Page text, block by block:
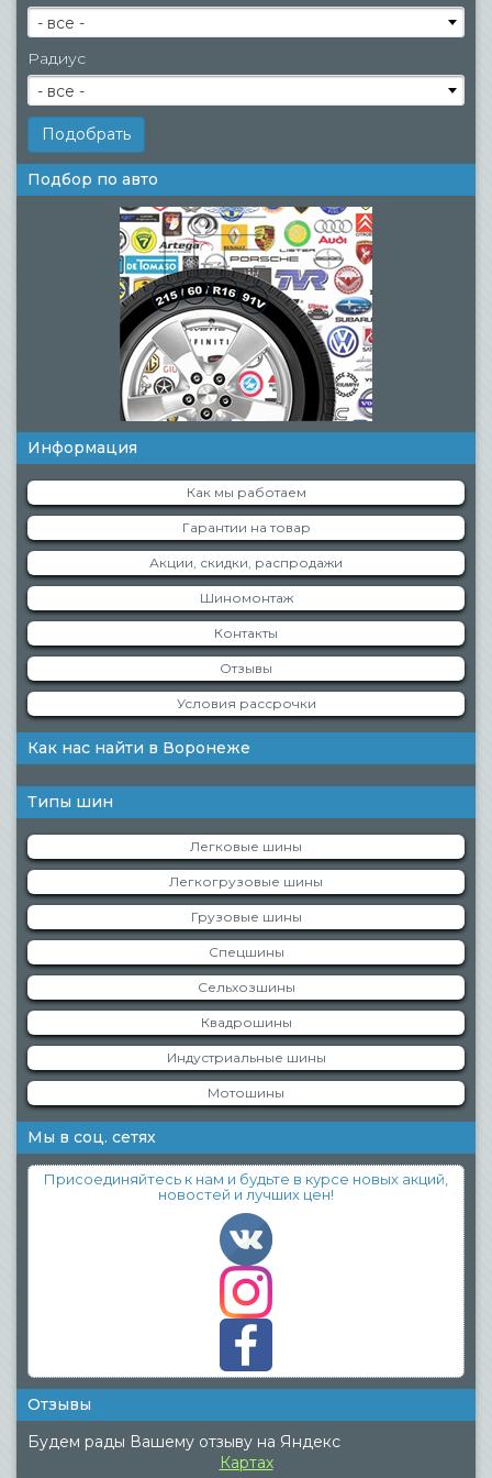
- все -
Радиус
- все -
Подбор по авто
Информация
Как мы работаем
Гарантии на товар
Акции, скидки, распродажи
Шиномонтаж
Контакты
Отзывы
Условия рассрочки
Как нас найти в Воронеже
Типы шин
Легковые шины
Легкогрузовые шины
Грузовые шины
Спецшины
Сельхозшины
Квадрошины
Индустриальные шины
Мотошины
Мы в соц. сетях
Присоединяйтесь к нам и будьте в курсе новых акций,
новостей и лучших цен!
Отзывы
Будем рады Вашему отзыву на Яндекс
Картах